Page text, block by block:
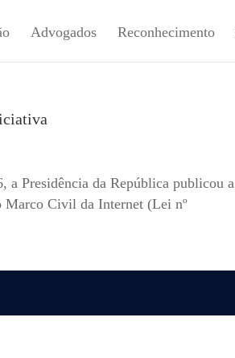
Advogados Reconhecimento
Presidência da República publicou a
Marco Civil da Internet (Lei nº